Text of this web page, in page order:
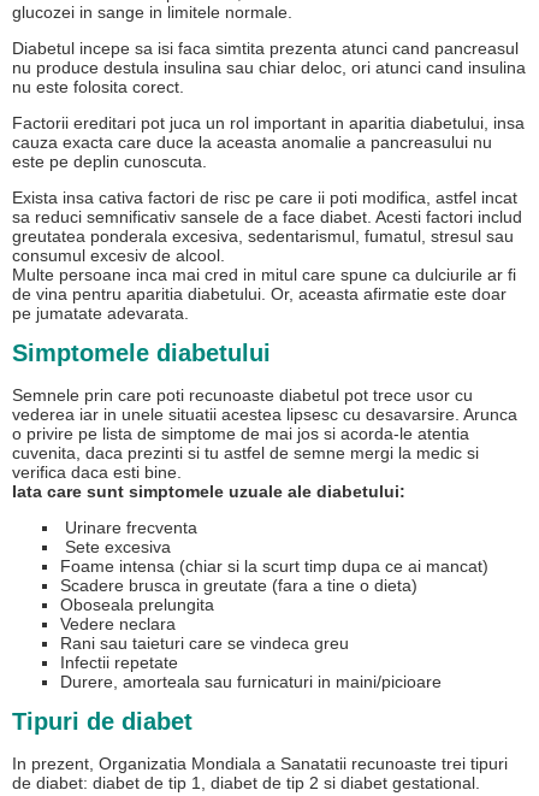
glucozei in sange in limitele normale.
Diabetul incepe sa isi faca simtita prezenta atunci cand pancreasul
nu produce destula insulina sau chiar deloc, ori atunci cand insulina
nu este folosita corect.
Factorii ereditari pot juca un rol important in aparitia diabetului, insa
cauza exacta care duce la aceasta anomalie a pancreasului nu
este pe deplin cunoscuta.
Exista insa cativa factori de risc pe care ii poti modifica, astfel incat
sa reduci semnificativ sansele de a face diabet. Acesti factori includ
greutatea ponderala excesiva, sedentarismul, fumatul, stresul sau
consumul excesiv de alcool.
Multe persoane inca mai cred in mitul care spune ca dulciurile ar fi
de vina pentru aparitia diabetului. Or, aceasta afirmatie este doar
pe jumatate adevarata.
Simptomele diabetului
Semnele prin care poti recunoaste diabetul pot trece usor cu
vederea iar in unele situatii acestea lipsesc cu desavarsire. Arunca
o privire pe lista de simptome de mai jos si acorda-le atentia
cuvenita, daca prezinti si tu astfel de semne mergi la medic si
verifica daca esti bine.
Iata care sunt simptomele uzuale ale diabetului:
Urinare frecventa
Sete excesiva
Foame intensa (chiar si la scurt timp dupa ce ai mancat)
Scadere brusca in greutate (fara a tine o dieta)
Oboseala prelungita
Vedere neclara
Rani sau taieturi care se vindeca greu
Infectii repetate
Durere, amorteala sau furnicaturi in maini/picioare
Tipuri de diabet
In prezent, Organizatia Mondiala a Sanatatii recunoaste trei tipuri
de diabet: diabet de tip 1, diabet de tip 2 si diabet gestational.